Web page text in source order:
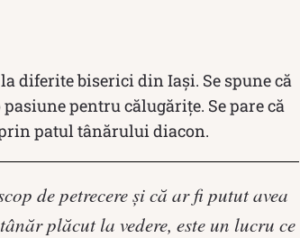
diferite biserici din Iași. Se spune că
pentru călugărițe. Se pare că
patul tânărului diacon.
de petrecere şi că ar fi putut avea
plăcut la vedere, este un lucru ce